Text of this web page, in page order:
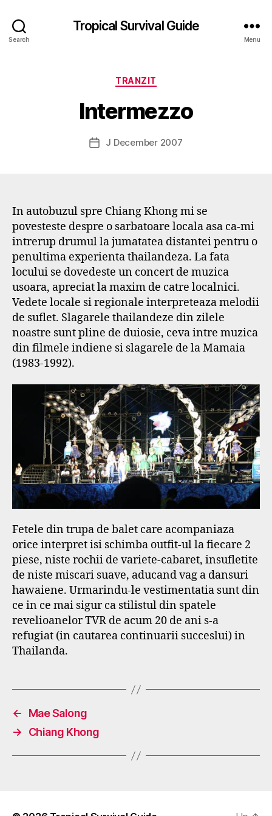
Search
Tropical Survival Guide
Menu
Categories
TRANZIT
Intermezzo
Post
author
s
p
d
f
PostJ December 2007
In autobuzul spre Chiang Khong mi se
povesteste despre o sarbatoare locala asa ca-mi
intrerup drumul la jumatatea distantei pentru o
penultima experienta thailandeza. La fata
locului se dovedeste un concert de muzica
usoara, apreciat la maxim de catre localnici.
Vedete locale si regionale interpreteaza melodii
de suflet. Slagarele thailandeze din zilele
noastre sunt pline de duiosie, ceva intre muzica
din filmele indiene si slagarele de la Mamaia
(1983-1992).
Fetele din trupa de balet care acompaniaza
orice interpret isi schimba outfit-ul la fiecare 2
piese, niste rochii de variete-cabaret, insufletite
de niste miscari suave, aducand vag a dansuri
hawaiene. Urmarindu-le vestimentatia sunt din
ce in ce mai sigur ca stilistul din spatele
revelioanelor TVR de acum 20 de ani s-a
refugiat (in cautarea continuarii succeslui) in
Thailanda.
←
Mae Salong
→
Chiang Khong